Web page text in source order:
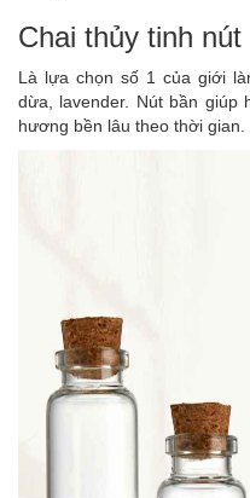
Chai thủy tinh
Là lựa chọn số 1 của giới
dừa, lavender. Nút bần giúp
hương bền lâu theo thời gian.